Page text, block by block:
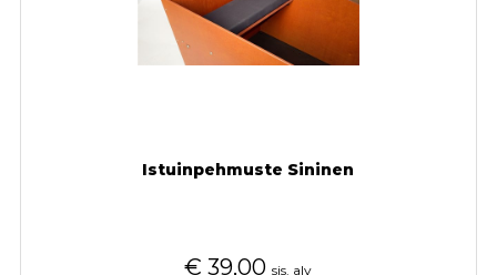
Istuinpehmuste Sininen
€ 39,00 sis. alv